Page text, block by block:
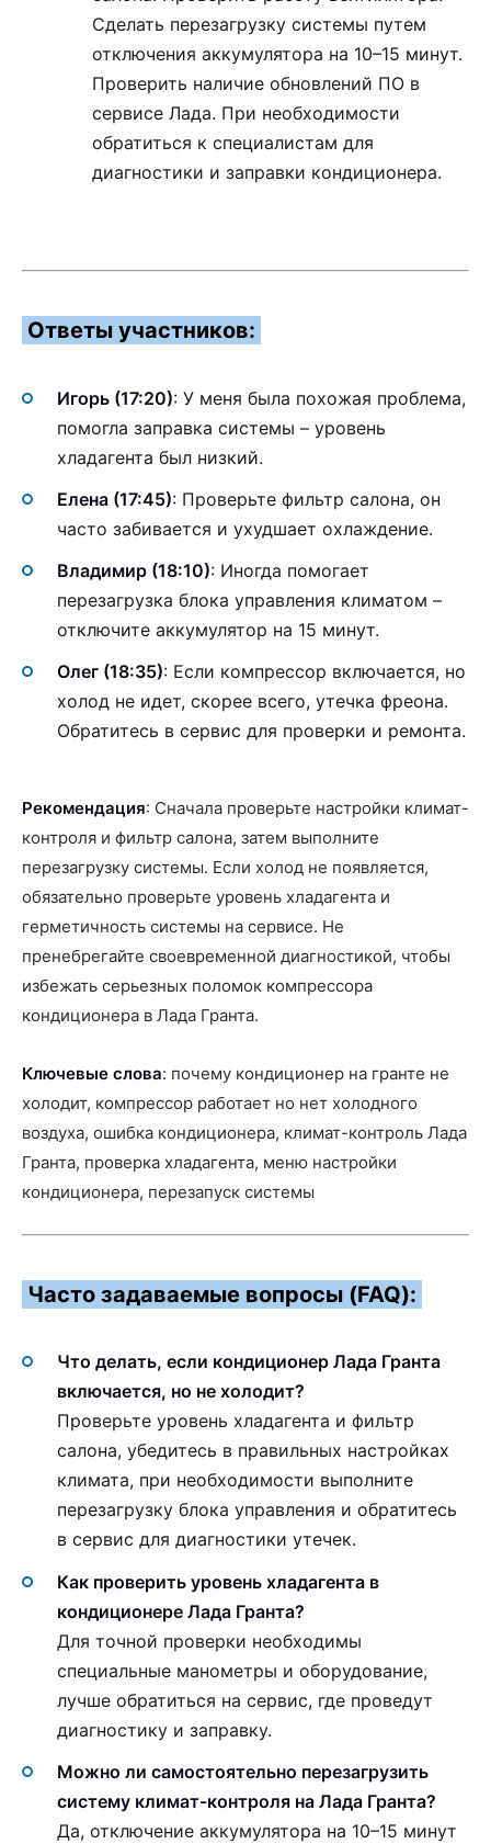
Сделать перезагрузку системы путем
отключения аккумулятора на 10–15 минут.
Проверить наличие обновлений ПО в
сервисе Лада. При необходимости
обратиться к специалистам для
диагностики и заправки кондиционера.
Ответы участников:
Игорь (17:20): У меня была похожая проблема,
помогла заправка системы – уровень
хладагента был низкий.
Елена (17:45): Проверьте фильтр салона, он
часто забивается и ухудшает охлаждение.
Владимир (18:10): Иногда помогает
перезагрузка блока управления климатом –
отключите аккумулятор на 15 минут.
Олег (18:35): Если компрессор включается, но
холод не идет, скорее всего, утечка фреона.
Обратитесь в сервис для проверки и ремонта.
Рекомендация: Сначала проверьте настройки климат-
контроля и фильтр салона, затем выполните
перезагрузку системы. Если холод не появляется,
обязательно проверьте уровень хладагента и
герметичность системы на сервисе. Не
пренебрегайте своевременной диагностикой, чтобы
избежать серьезных поломок компрессора
кондиционера в Лада Гранта.
Ключевые слова: почему кондиционер на гранте не
холодит, компрессор работает но нет холодного
воздуха, ошибка кондиционера, климат-контроль Лада
Гранта, проверка хладагента, меню настройки
кондиционера, перезапуск системы
Часто задаваемые вопросы (FAQ):
Что делать, если кондиционер Лада Гранта
включается, но не холодит?
Проверьте уровень хладагента и фильтр
салона, убедитесь в правильных настройках
климата, при необходимости выполните
перезагрузку блока управления и обратитесь
в сервис для диагностики утечек.
Как проверить уровень хладагента в
кондиционере Лада Гранта?
Для точной проверки необходимы
специальные манометры и оборудование,
лучше обратиться на сервис, где проведут
диагностику и заправку.
Можно ли самостоятельно перезагрузить
систему климат-контроля на Лада Гранта?
Да, отключение аккумулятора на 10–15 минут